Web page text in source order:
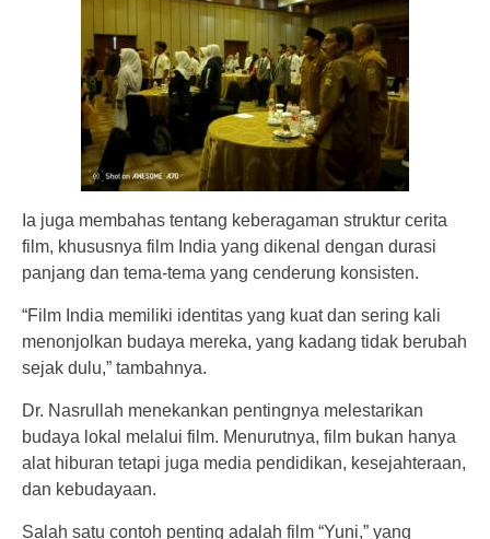
Ia juga membahas tentang keberagaman struktur cerita
film, khususnya film India yang dikenal dengan durasi
panjang dan tema-tema yang cenderung konsisten.
“Film India memiliki identitas yang kuat dan sering kali
menonjolkan budaya mereka, yang kadang tidak berubah
sejak dulu,” tambahnya.
Dr. Nasrullah menekankan pentingnya melestarikan
budaya lokal melalui film. Menurutnya, film bukan hanya
alat hiburan tetapi juga media pendidikan, kesejahteraan,
dan kebudayaan.
Salah satu contoh penting adalah film “Yuni,” yang